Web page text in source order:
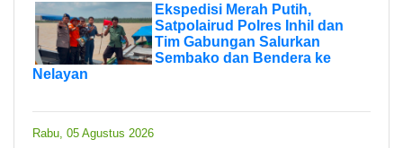
Ekspedisi Merah Putih,
Satpolairud Polres Inhil dan
Tim Gabungan Salurkan
Sembako dan Bendera ke
Nelayan
Rabu, 05 Agustus 2026